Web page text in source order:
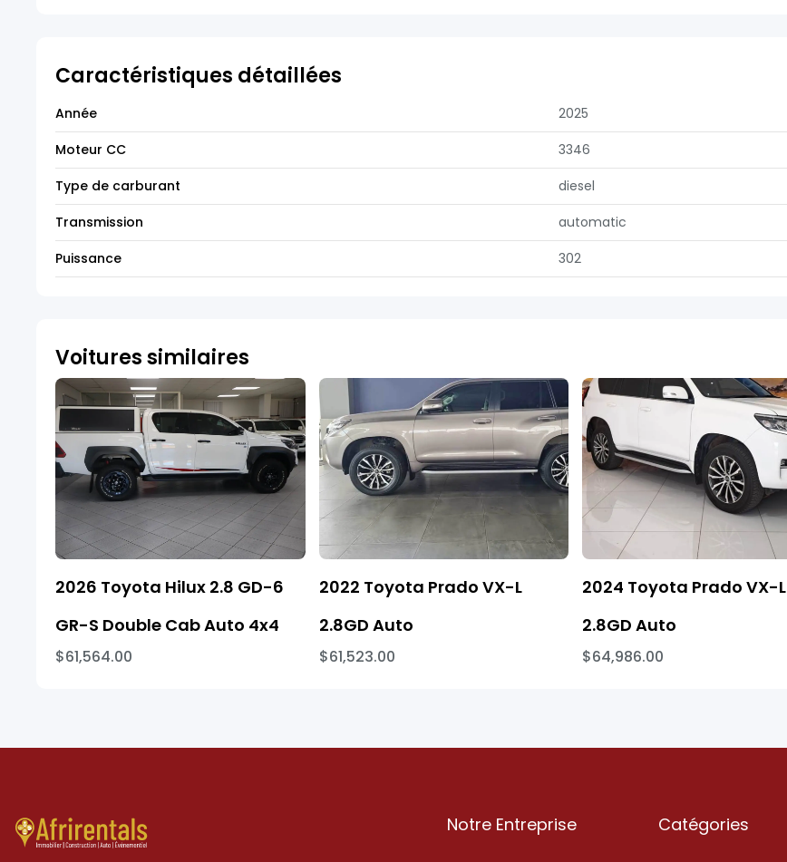
Caractéristiques détaillées
Année
2025
Moteur CC
3346
Type de carburant
diesel
Transmission
automatic
Puissance
302
Voitures similaires
2026 Toyota Hilux 2.8 GD-6
GR-S Double Cab Auto 4x4
$61,564.00
2022 Toyota Prado VX-L
2.8GD Auto
$61,523.00
2024 Toyota Prado VX-L
2.8GD Auto
$64,986.00
Notre Entreprise Catégories